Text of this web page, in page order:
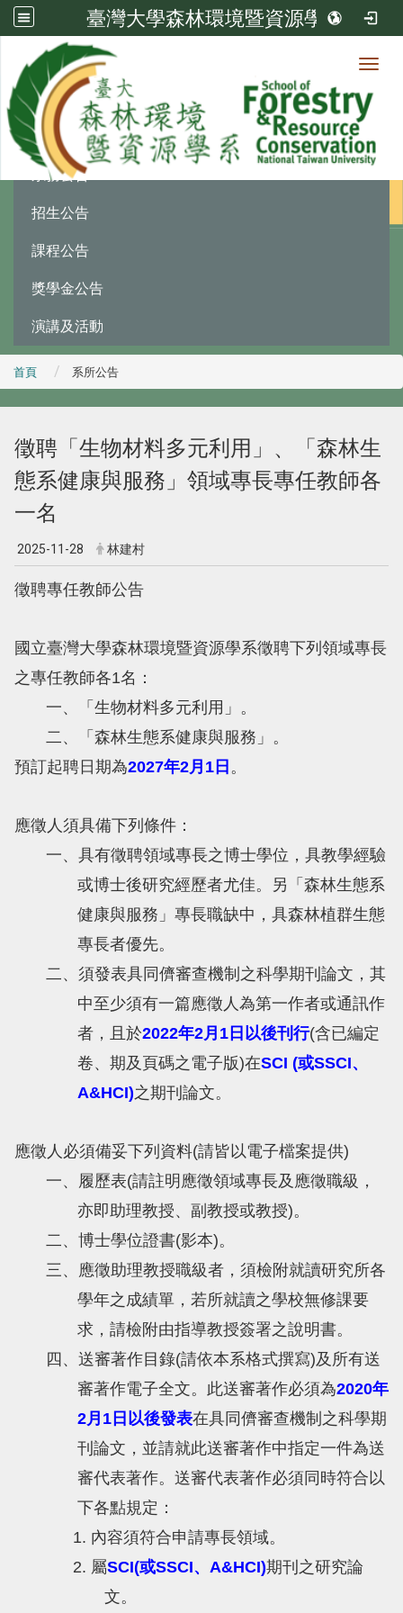
臺灣大學森林環境暨資源學系
最新消息
系務公告
招生公告
課程公告
獎學金公告
演講及活動
首頁 系所公告
徵聘「生物材料多元利用」、「森林生
態系健康與服務」領域專長專任教師各
一名
2025-11-28 林建村
徵聘專任教師公告
國立臺灣大學森林環境暨資源學系徵聘下列領域專長
之專任教師各1名：
一、「生物材料多元利用」。
二、「森林生態系健康與服務」。
預訂起聘日期為2027年2月1日 。
應徵人須具備下列條件：
一、具有徵聘領域專長之博士學位，具教學經驗
或博士後研究經歷者尤佳。另「森林生態系
健康與服務」專長職缺中，具森林植群生態
專長者優先。
二、須發表具同儕審查機制之科學期刊論文，其
中至少須有一篇應徵人為第一作者或通訊作
者，且於2022年2月1日以後刊行(含已編定
卷、期及頁碼之電子版)在SCI (或SSCI、
A&HCI)之期刊論文。
應徵人必須備妥下列資料(請皆以電子檔案提供)
一、履歷表(請註明應徵領域專長及應徵職級，
亦即助理教授、副教授或教授)。
二、博士學位證書(影本)。
三、應徵助理教授職級者，須檢附就讀研究所各
學年之成績單，若所就讀之學校無修課要
求，請檢附由指導教授簽署之說明書。
四、送審著作目錄(請依本系格式撰寫)及所有送
審著作電子全文。此送審著作必須為2020年
2月1日以後發表在具同儕審查機制之科學期
刊論文，並請就此送審著作中指定一件為送
審代表著作。送審代表著作必須同時符合以
下各點規定：
1. 內容須符合申請專長領域。
2. 屬SCI(或SSCI、A&HCI)期刊之研究論
文。